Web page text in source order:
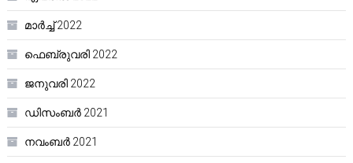
മാർച്ച്‌ 2022
ഫെബ്രുവരി 2022
ജനുവരി 2022
ഡിസംബർ 2021
നവംബർ 2021